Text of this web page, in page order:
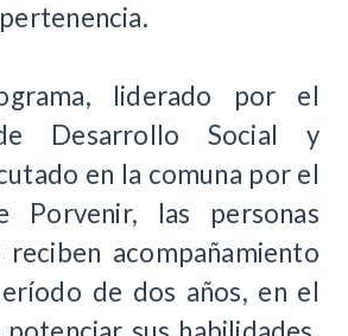
liderado por el
Desarrollo Social y
en la comuna por el
Porvenir, las personas
acompañamiento
de dos años, en el